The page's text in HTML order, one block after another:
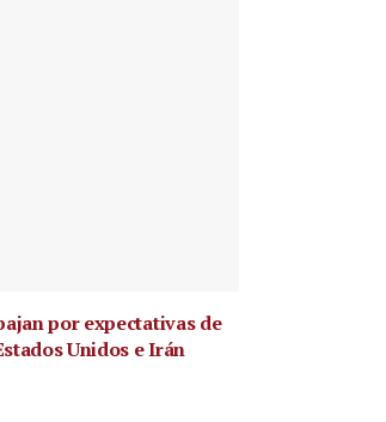
por expectativas de
Unidos e Irán